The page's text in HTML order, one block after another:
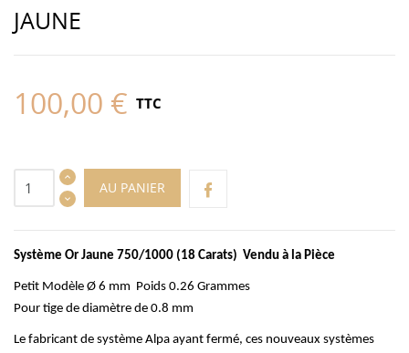
JAUNE
100,00 € TTC
AU PANIER
Système Or Jaune 750/1000 (18 Carats) Vendu à la Pièce
Petit Modèle Ø 6 mm Poids 0.26 Grammes
Pour tige de diamètre de 0.8 mm
Le fabricant de système Alpa ayant fermé, ces nouveaux systèmes